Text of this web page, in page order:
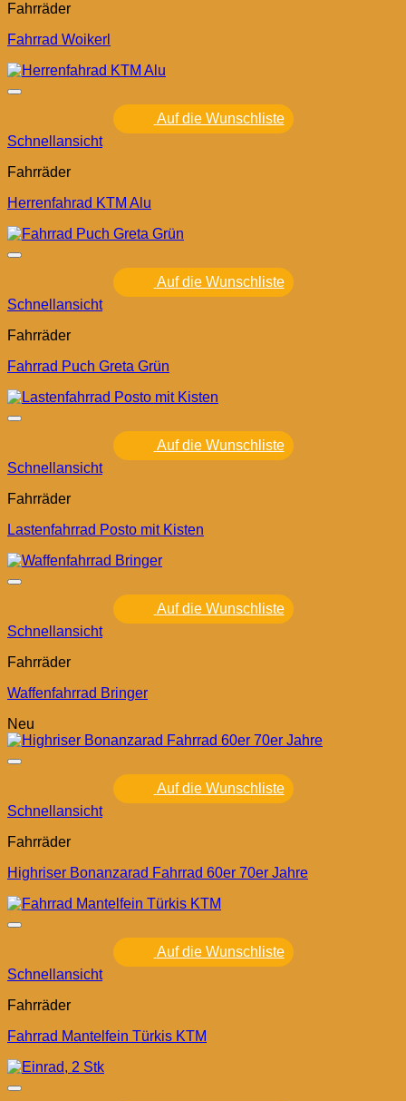
Fahrräder
Fahrrad Woikerl
Auf die Wunschliste
Schnellansicht
Fahrräder
Herrenfahrad KTM Alu
Auf die Wunschliste
Schnellansicht
Fahrräder
Fahrrad Puch Greta Grün
Auf die Wunschliste
Schnellansicht
Fahrräder
Lastenfahrrad Posto mit Kisten
Auf die Wunschliste
Schnellansicht
Fahrräder
Waffenfahrrad Bringer
Neu
Auf die Wunschliste
Schnellansicht
Fahrräder
Highriser Bonanzarad Fahrrad 60er 70er Jahre
Auf die Wunschliste
Schnellansicht
Fahrräder
Fahrrad Mantelfein Türkis KTM